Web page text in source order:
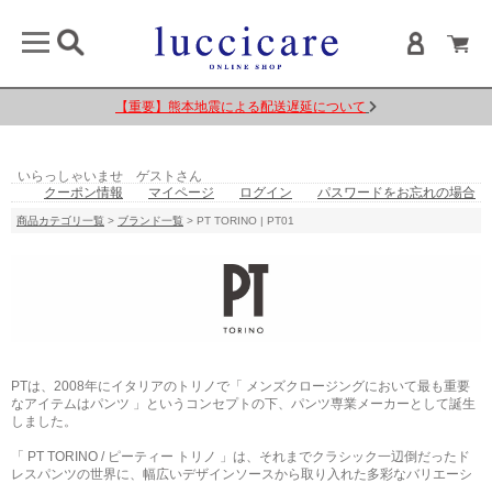
【重要】熊本地震による配送遅延について
いらっしゃいませ ゲストさん
クーポン情報
マイページ ログイン パスワードをお忘れの場合
商品カテゴリ一覧 > ブランド一覧 > PT TORINO | PT01
PTは、2008年にイタリアのトリノで「 メンズクロージングにおいて最も重要
なアイテムはパンツ 」というコンセプトの下、パンツ専業メーカーとして誕生
しました。
「 PT TORINO / ピーティー トリノ 」は、それまでクラシック一辺倒だったド
レスパンツの世界に、幅広いデザインソースから取り入れた多彩なバリエーシ